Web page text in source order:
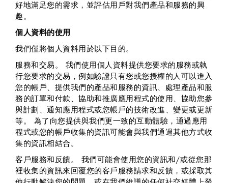
好地滿足您的需求，並評估用戶對我們產品和服務的興
趣。
個人資料的使用
我們僅將個人資料用於以下目的。
服務和交易。 我們使用個人資料提供您要求的服務或執
行您要求的交易，例如驗證只有您或您授權的人可以進入
您的帳戶、提供我們的產品和服務的資訊、處理產品和服
務的訂單和付款、協助和推廣應用程式的使用、協助您參
與計劃、通知應用程式或您帳戶的技術改進、變更或更新
等。 為了向您提供與我們更一致的互動體驗，通過應用
程式或您的帳戶收集的資訊可能會與我們通過其他方式收
集的資訊相結合。
客戶服務和反饋。 我們可能會使用您的資訊和/或從您那
裡收集的資訊來回覆您的客戶服務請求和反饋，或採取其